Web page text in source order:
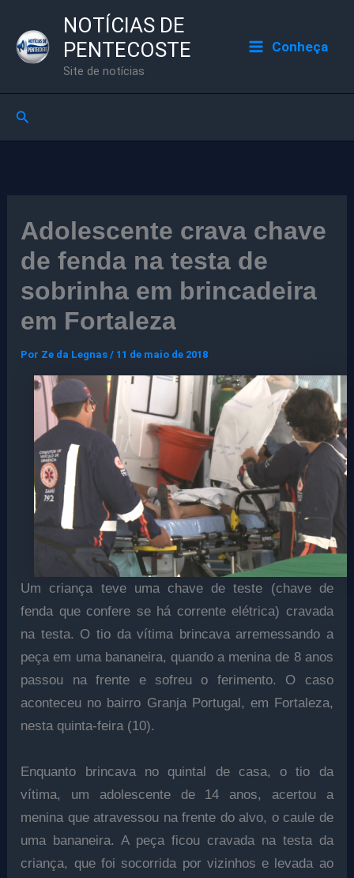
para
NOTÍCIAS DE
PENTECOSTE
Site de notícias
Conheça
Pesquisar
Adolescente crava chave
de fenda na testa de
sobrinha em brincadeira
em Fortaleza
Por Ze da Legnas/ 11 de maio de 2018
Um criança teve uma chave de teste (chave de
fenda que confere se há corrente elétrica) cravada
na testa. O tio da vítima brincava arremessando a
peça em uma bananeira, quando a menina de 8 anos
passou na frente e sofreu o ferimento. O caso
aconteceu no bairro Granja Portugal, em Fortaleza,
nesta quinta-feira (10).
Enquanto brincava no quintal de casa, o tio da
vítima, um adolescente de 14 anos, acertou a
menina que atravessou na frente do alvo, o caule de
uma bananeira. A peça ficou cravada na testa da
criança, que foi socorrida por vizinhos e levada ao